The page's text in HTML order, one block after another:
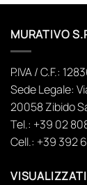
MURATIVO
P.IVA / C.F.:
Sede Legale:
20058 Zibido
Tel.: +39 02
Cell.: +39 392